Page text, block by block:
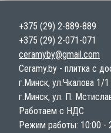
+375 (29) 2-889-889
+375 (29) 2-071-071
ceramyby@gmail.com
Ceramy.by - плитка с
г.Минск, ул.Чкалова 1/
г.Минск, ул. П.
Работаем с НДС
Режим работы: 10:00 -